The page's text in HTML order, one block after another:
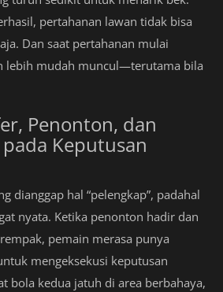
pertahanan lawan tidak bisa
Dan saat pertahanan mulai
lebih mudah muncul—terutama bila
Penonton, dan
Keputusan
dianggap hal “pelengkap”, padahal
nyata. Ketika penonton hadir dan
pemain merasa punya
mengeksekusi keputusan
bola kedua jatuh di area berbahaya,